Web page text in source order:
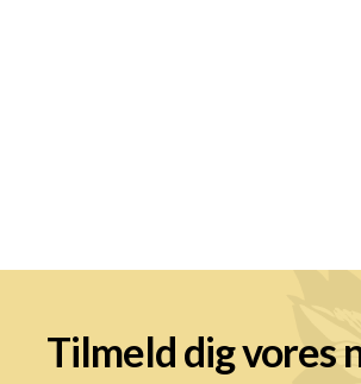
Tilmeld dig vores